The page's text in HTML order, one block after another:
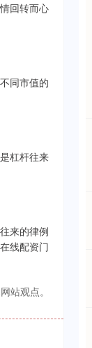
回转而心
同市值的
杠杆往来
来的律例
线配资门
站观点。